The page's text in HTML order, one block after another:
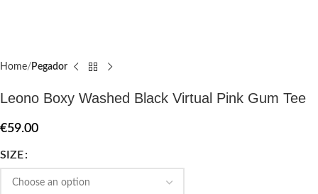
Home Pegador​
Leono Boxy Washed Black Virtual Pink Gum Tee
€59.00
SIZE